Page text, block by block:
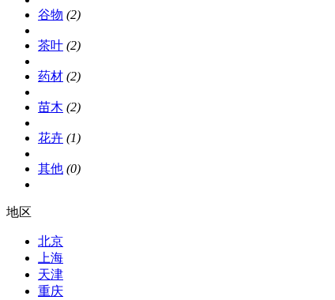
谷物 (2)
茶叶 (2)
药材 (2)
苗木 (2)
花卉 (1)
其他 (0)
地区
北京
上海
天津
重庆